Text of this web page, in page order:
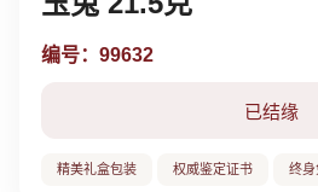
编号：99632
已结缘
精美礼盒包装 权威鉴定证书 终身